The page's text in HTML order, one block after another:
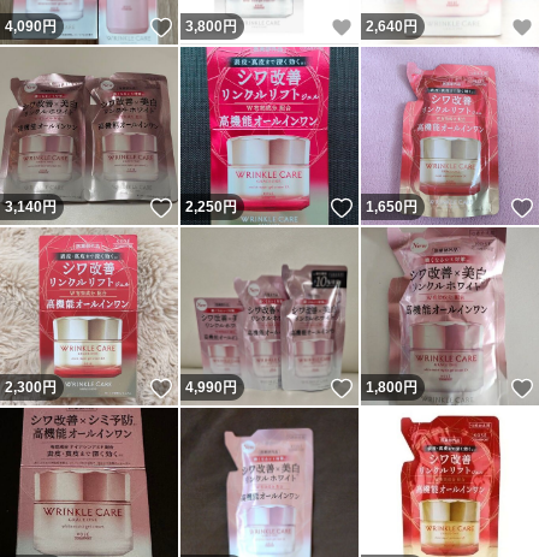
4,090円 いいね！
3,800 円 いいね！
2,640円
3,140円 いいね！
2,250円 いいね！
1,650円
2,300円 いいね！
4,990円 いいね！
1,800円